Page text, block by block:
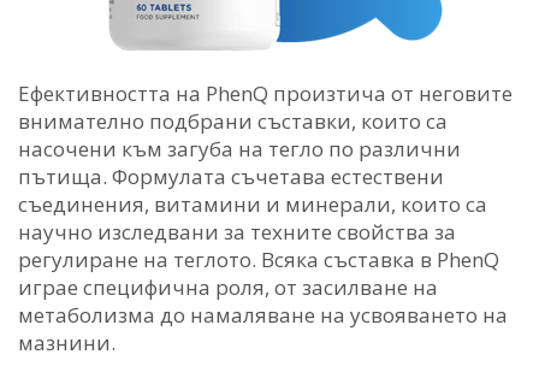
Ефективността на PhenQ произтича от неговите
внимателно подбрани съставки, които са
насочени към загуба на тегло по различни
пътища. Формулата съчетава естествени
съединения, витамини и минерали, които са
научно изследвани за техните свойства за
регулиране на теглото. Всяка съставка в PhenQ
играе специфична роля, от засилване на
метаболизма до намаляване на усвояването на
мазнини.